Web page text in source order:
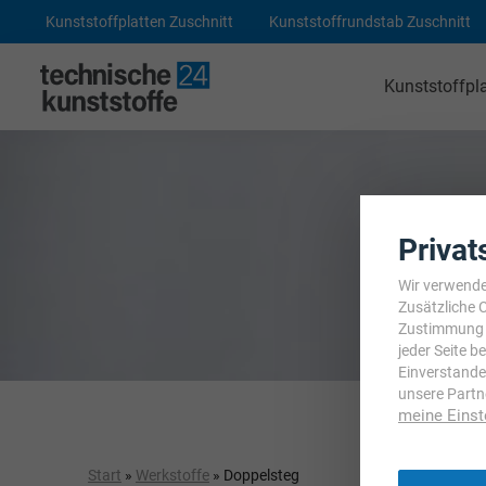
Kunststoffplatten Zuschnitt Kunststoffrundstab Zuschnitt
Start » Werkstoffe » Doppelsteg
Wir
Zusätzliche
Zustimmung
jeder Seite
unsere
meine